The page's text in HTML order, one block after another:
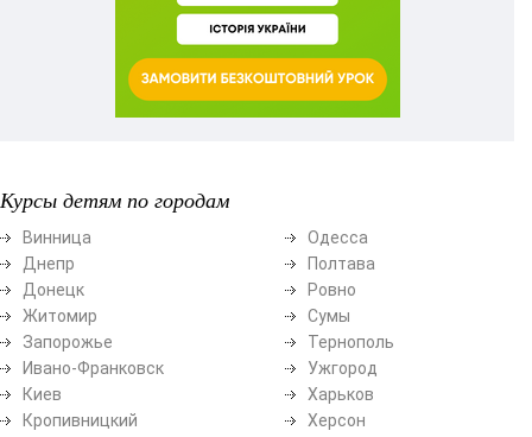
Курсы детям по городам
Винница
Днепр
Донецк
Житомир
Запорожье
Ивано-Франковск
Киев
Кропивницкий
Одесса
Полтава
Ровно
Сумы
Тернополь
Ужгород
Харьков
Херсон